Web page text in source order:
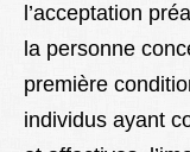
l’acceptation
la personne
première
individus ayant